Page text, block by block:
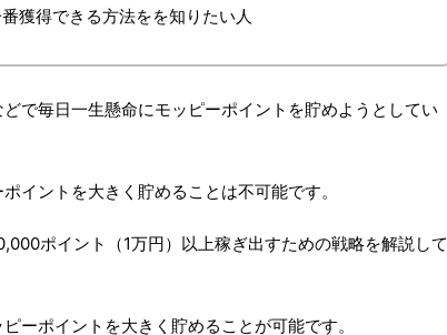
獲得できる方法をを知りたい人
で毎日一生懸命にモッピーポイントを貯めようとしてい
イントを大きく貯めることは不可能です。
ポイント（1万円）以上稼ぎ出すための戦略を解説して
ーポイントを大きく貯めることが可能です。